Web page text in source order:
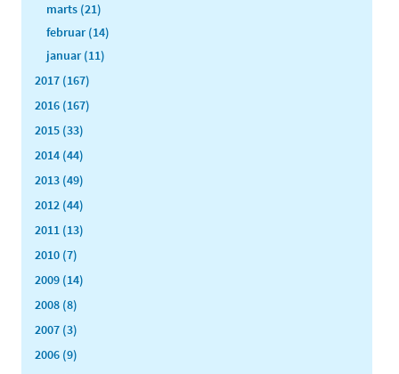
marts (21)
februar (14)
januar (11)
2017 (167)
2016 (167)
2015 (33)
2014 (44)
2013 (49)
2012 (44)
2011 (13)
2010 (7)
2009 (14)
2008 (8)
2007 (3)
2006 (9)